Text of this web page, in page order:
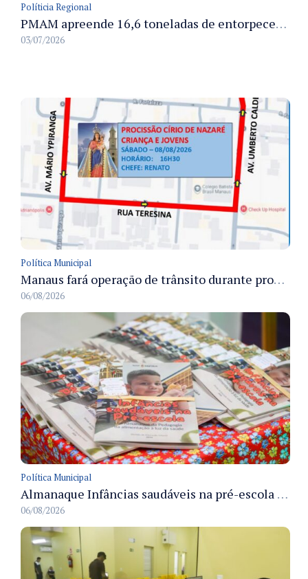
Políticia Regional
PMAM apreende 16,6 toneladas de entorpecentes e registra aumento nas prisões em flagrante e nas capturas de foragidos no primeiro semestre de 2026
03/07/2026
Política Municipal
Manaus fará operação de trânsito durante procissão do Círio das Crianças e Jovens para preservar a fluidez viária
06/08/2026
Política Municipal
Almanaque Infâncias saudáveis na pré-escola é lançado pela Semed para apoiar hábitos alimentares na rede municipal
06/08/2026